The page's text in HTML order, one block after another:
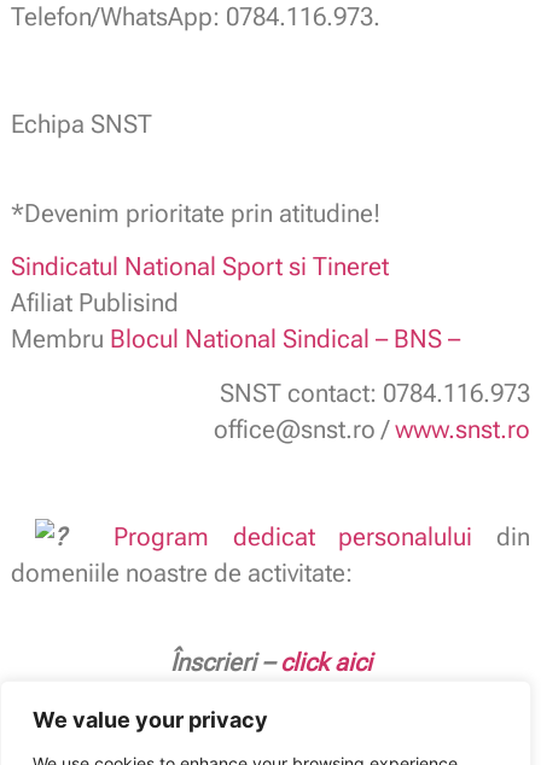
We value your privacy
Telefon/WhatsApp: 0784.116.973.
Echipa SNST
*Devenim prioritate prin atitudine!
Sindicatul National Sport si Tineret
Afiliat Publisind
Membru Blocul National Sindical – BNS –
SNST contact: 0784.116.973
office@snst.ro /www.snst.ro
Program dedicat personalului din
domeniile noastre de activitate:
Înscrieri –click aici
SNST: Sport, Tineret, Cultură, Educație și